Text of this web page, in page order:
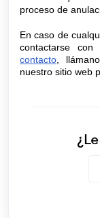
proceso de
En caso de
contactarse
contacto ,
nuestro sitio web